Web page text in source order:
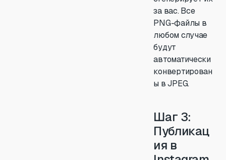
за вас. Все
PNG-файлы в
любом случае
будут
автоматически
конвертирован
ы в JPEG.
Шаг 3:
Публикац
ия в